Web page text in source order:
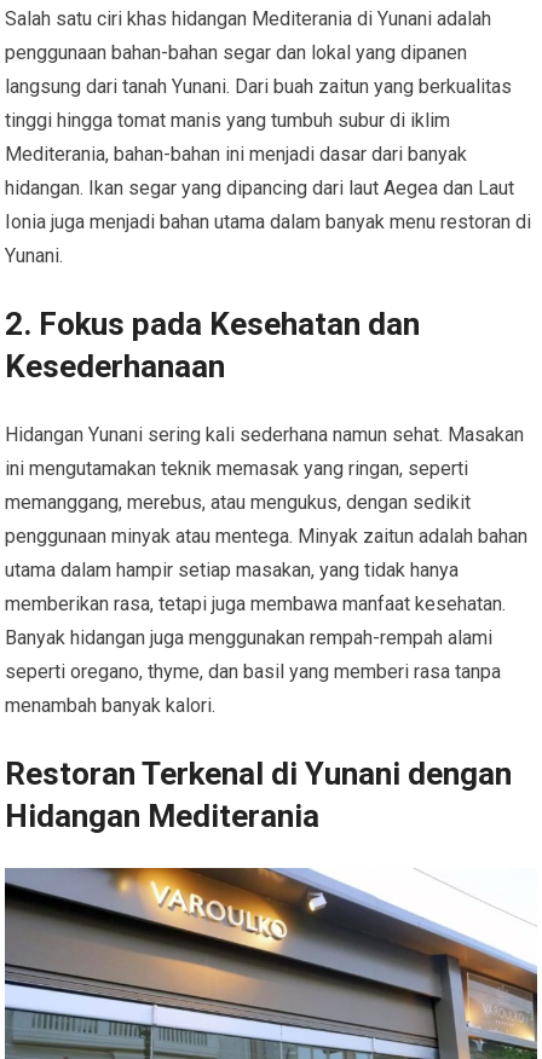
Salah satu ciri khas hidangan Mediterania di Yunani adalah
penggunaan bahan-bahan segar dan lokal yang dipanen
langsung dari tanah Yunani. Dari buah zaitun yang berkualitas
tinggi hingga tomat manis yang tumbuh subur di iklim
Mediterania, bahan-bahan ini menjadi dasar dari banyak
hidangan. Ikan segar yang dipancing dari laut Aegea dan Laut
Ionia juga menjadi bahan utama dalam banyak menu restoran di
Yunani.
2. Fokus pada Kesehatan dan
Kesederhanaan
Hidangan Yunani sering kali sederhana namun sehat. Masakan
ini mengutamakan teknik memasak yang ringan, seperti
memanggang, merebus, atau mengukus, dengan sedikit
penggunaan minyak atau mentega. Minyak zaitun adalah bahan
utama dalam hampir setiap masakan, yang tidak hanya
memberikan rasa, tetapi juga membawa manfaat kesehatan.
Banyak hidangan juga menggunakan rempah-rempah alami
seperti oregano, thyme, dan basil yang memberi rasa tanpa
menambah banyak kalori.
Restoran Terkenal di Yunani dengan
Hidangan Mediterania